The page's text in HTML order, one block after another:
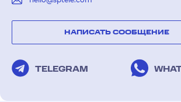
НАПИСАТЬ СООБЩЕНИЕ
TELEGRAM